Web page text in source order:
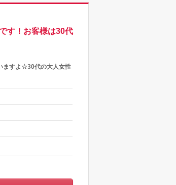
す！お客様は30代
ますよ☆30代の大人女性